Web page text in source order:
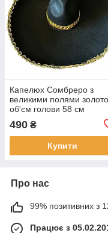
Капелюх Сомбреро з
великими полями золото,
об'єм голови 58 см
490 ₴
Купити
Про нас
99% позитивних з
Працює з